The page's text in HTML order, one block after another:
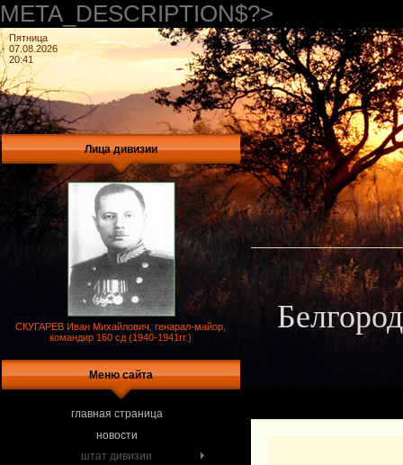
META_DESCRIPTION$?>
Пятница
07.08.2026
20:41
Лица дивизии
СКУГАРЕВ Иван Михайлович, генарал-майор,
командир 160 сд (1940-1941гг.)
Меню сайта
главная страница
новости
штат дивизии